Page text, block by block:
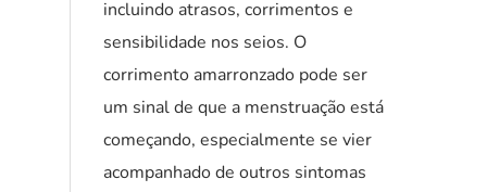
incluindo atrasos, corrimentos e
sensibilidade nos seios. O
corrimento amarronzado pode ser
um sinal de que a menstruação está
começando, especialmente se vier
acompanhado de outros sintomas